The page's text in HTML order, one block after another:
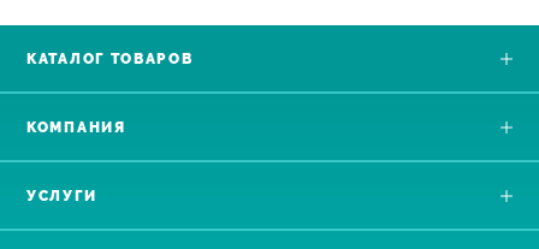
КАТАЛОГ ТОВАРОВ
УСЛУГИ
КОМПАНИЯ